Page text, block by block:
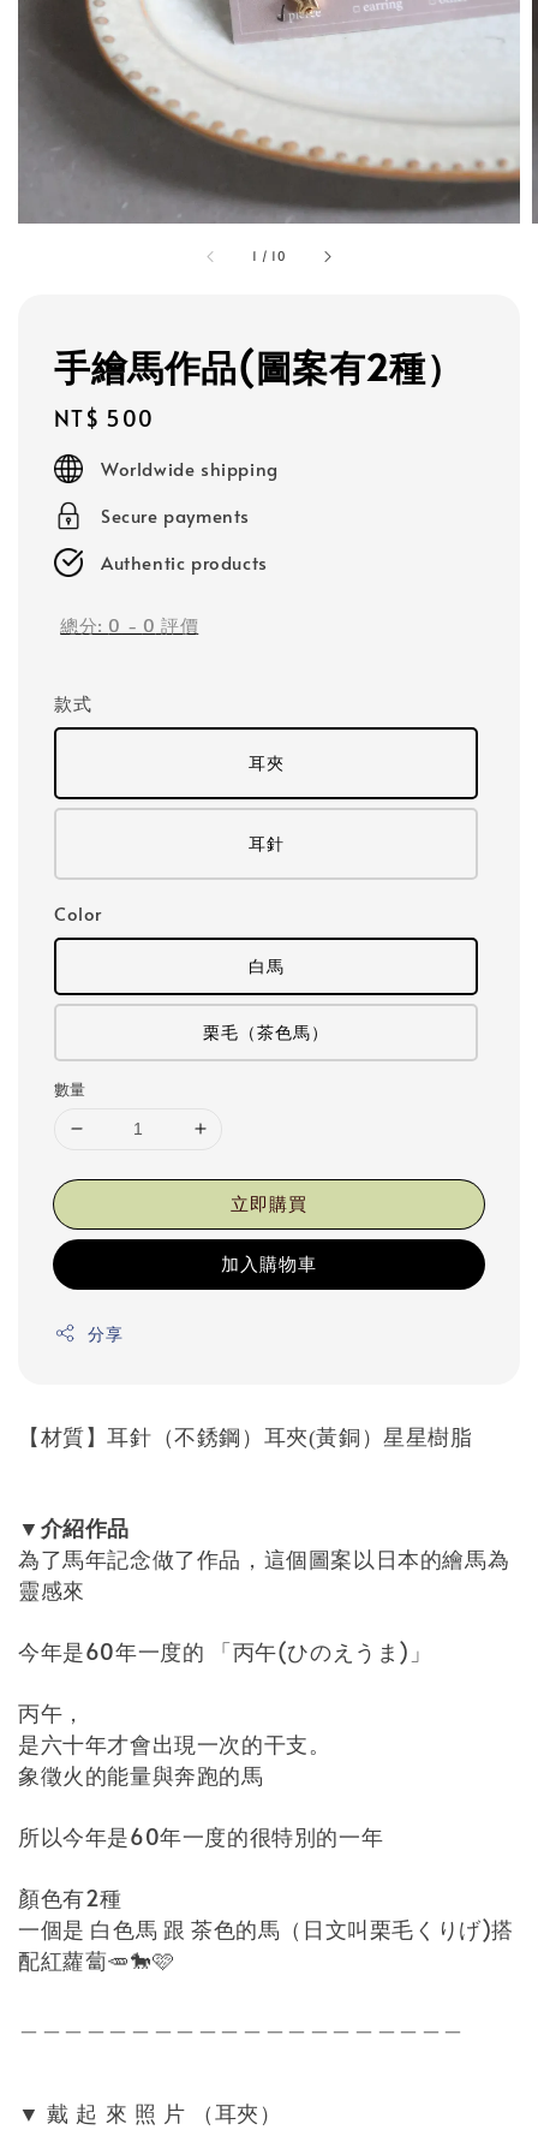
1 / 10
手繪馬作品(圖案有2種）
Regular
price
NT$ 500
Worldwide shipping
Secure payments
Authentic products
總分: 0 - 0 評價
款式
耳夾
耳針
Color
白馬
栗毛（茶色馬）
數量
立即購買
加入購物車
分享
【材質】耳針（不銹鋼）耳夾(黃銅）星星樹脂
▼ 介紹作品
為了馬年記念做了作品，這個圖案以日本的繪馬為
靈感來
今年是60年一度的 「丙午(ひのえうま)」
丙午，
是六十年才會出現一次的干支。
象徵火的能量與奔跑的馬
所以今年是60年一度的很特別的一年
顏色有2種
一個是 白色馬 跟 茶色的馬（日文叫栗毛くりげ)搭
配紅蘿蔔🥕🐎🩷
▼戴 起 來 照 片 （耳夾）